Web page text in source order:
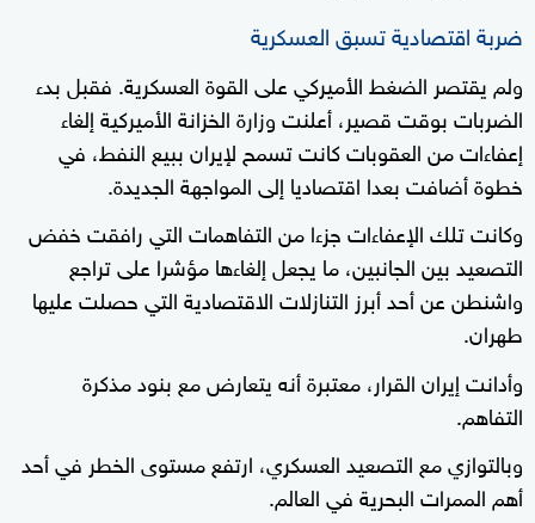
ضربة اقتصادية تسبق العسكرية
ولم يقتصر الضغط الأميركي على القوة العسكرية. فقبل بدء
الضربات بوقت قصير، أعلنت وزارة الخزانة الأميركية إلغاء
إعفاءات من العقوبات كانت تسمح لإيران ببيع النفط، في
خطوة أضافت بعدا اقتصاديا إلى المواجهة الجديدة.
وكانت تلك الإعفاءات جزءا من التفاهمات التي رافقت خفض
التصعيد بين الجانبين، ما يجعل إلغاءها مؤشرا على تراجع
واشنطن عن أحد أبرز التنازلات الاقتصادية التي حصلت عليها
طهران.
وأدانت إيران القرار، معتبرة أنه يتعارض مع بنود مذكرة
التفاهم.
وبالتوازي مع التصعيد العسكري، ارتفع مستوى الخطر في أحد
أهم الممرات البحرية في العالم.